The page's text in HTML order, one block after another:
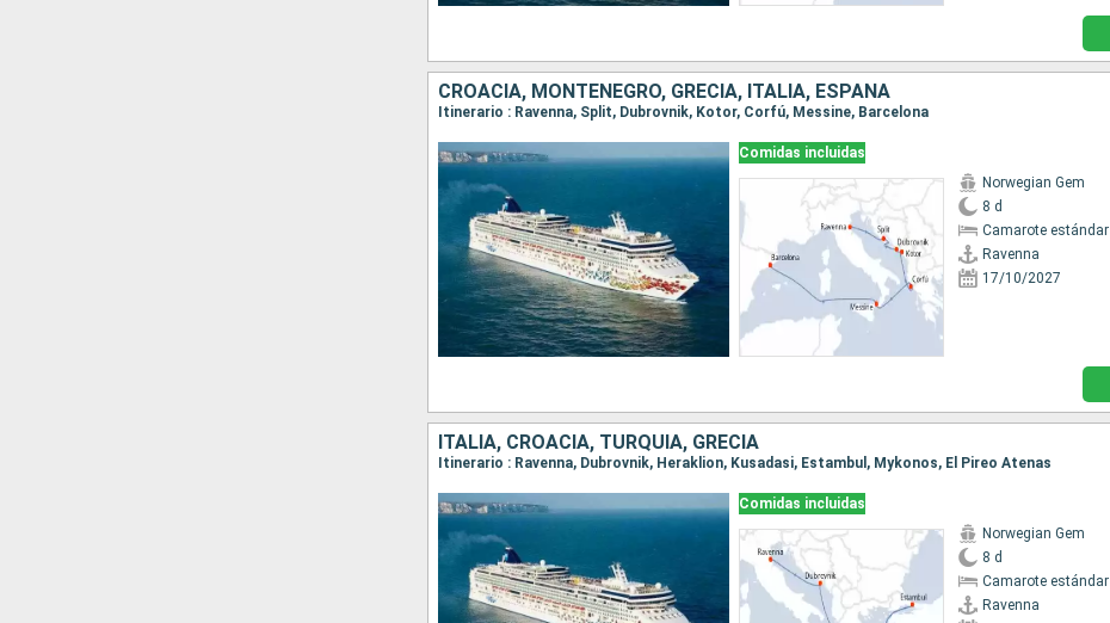
CROACIA, MONTENEGRO, GRECIA, ITALIA, ESPAÑA
Itinerario : Ravenna, Split, Dubrovnik, Kotor, Corfú, Messine, Barcelona
Comidas incluidas
Norwegian Gem
8 d
Camarote estándar
Ravenna
17/10/2027
ITALIA, CROACIA, TURQUÍA, GRECIA
Itinerario : Ravenna, Dubrovnik, Heraklion, Kusadasi, Estambul, Mykonos, El Pireo Atenas
Comidas incluidas
Norwegian Gem
8 d
Camarote estándar
Ravenna